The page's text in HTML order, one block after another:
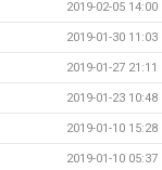
2019-02-05 14:00
2019-01-30 11:03
2019-01-27 21:11
2019-01-23 10:48
2019-01-10 15:28
2019-01-10 05:37